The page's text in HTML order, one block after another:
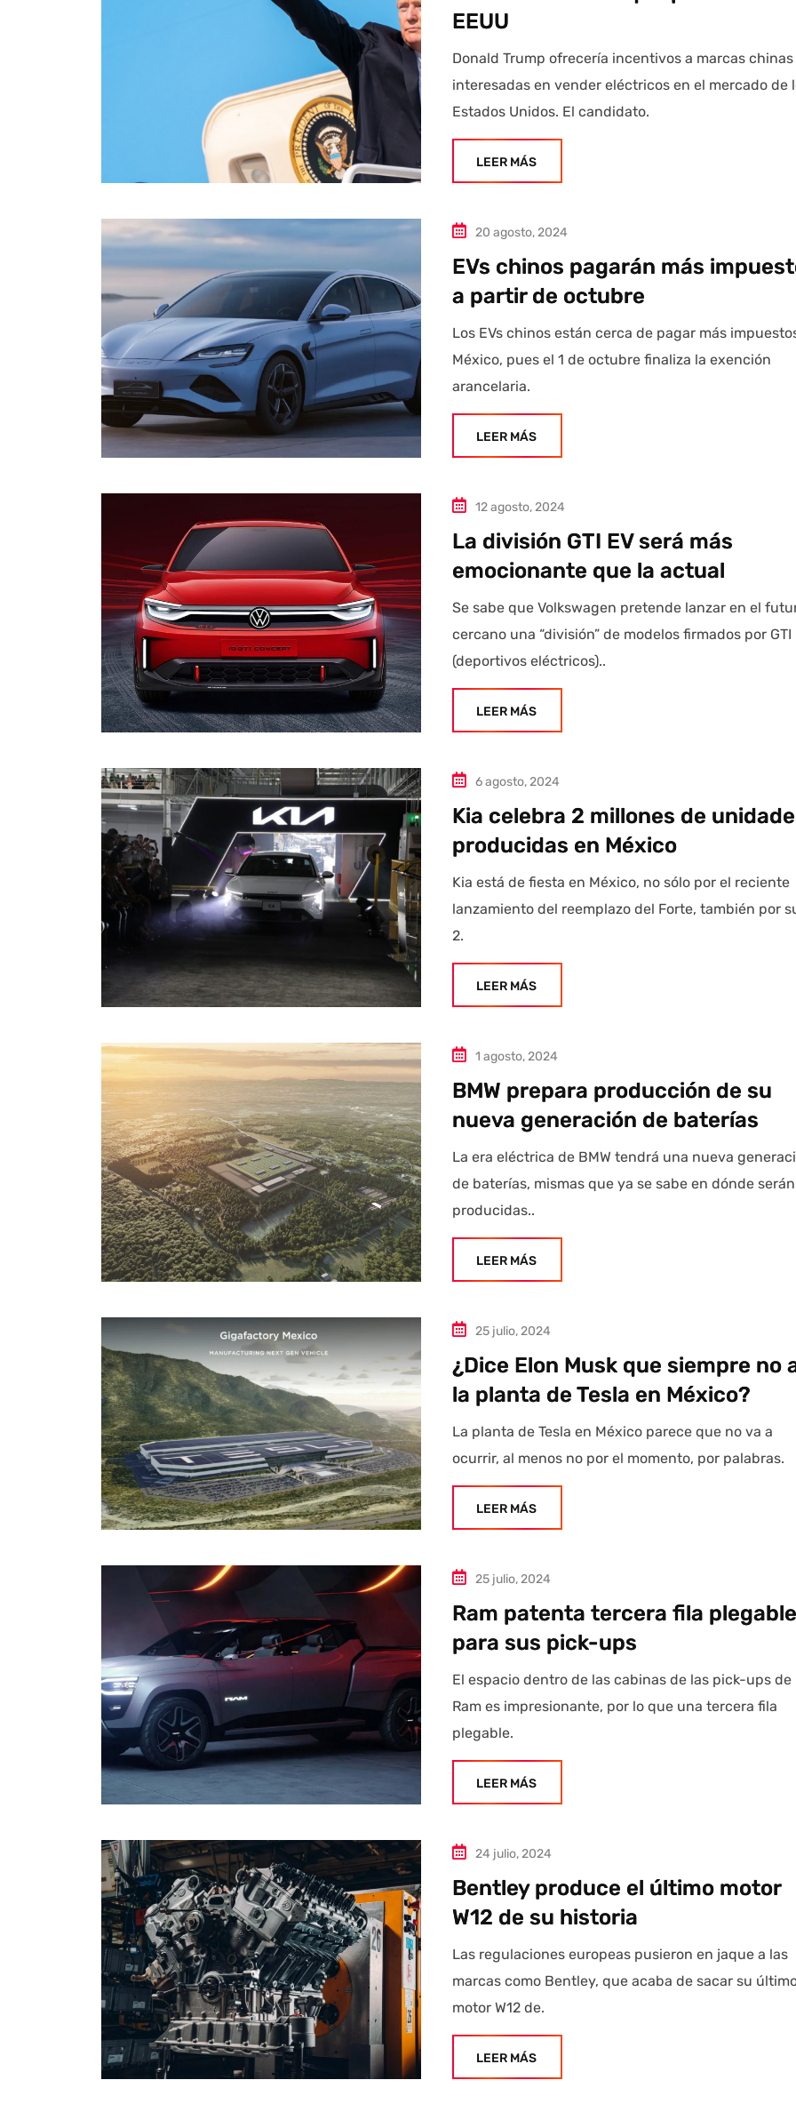
EEUU
Donald Trump ofrecería incentivos a marcas chinas
interesadas en vender eléctricos en el mercado de
Estados Unidos. El candidato.
LEER MÁS
20 agosto, 2024
EVs chinos pagarán más
a partir de octubre
Los EVs chinos están cerca de pagar más
México, pues el 1 de octubre finaliza la exención
arancelaria.
LEER MÁS
12 agosto, 2024
La división GTI EV será más
emocionante que la actual
Se sabe que Volkswagen pretende lanzar en el
cercano una “división” de modelos firmados por GTI
(deportivos eléctricos)..
LEER MÁS
6 agosto, 2024
Kia celebra 2 millones de
producidas en México
Kia está de fiesta en México, no sólo por el reciente
lanzamiento del reemplazo del Forte, también por
2.
LEER MÁS
1 agosto, 2024
BMW prepara producción de su
nueva generación de baterías
La era eléctrica de BMW tendrá una nueva
de baterías, mismas que ya se sabe en dónde serán
producidas..
LEER MÁS
25 julio, 2024
¿Dice Elon Musk que siempre no
la planta de Tesla en México?
La planta de Tesla en México parece que no va a
ocurrir, al menos no por el momento, por palabras.
LEER MÁS
25 julio, 2024
Ram patenta tercera fila plegable
para sus pick-ups
El espacio dentro de las cabinas de las pick-ups de
Ram es impresionante, por lo que una tercera fila
plegable.
LEER MÁS
24 julio, 2024
Bentley produce el último motor
W12 de su historia
Las regulaciones europeas pusieron en jaque a las
marcas como Bentley, que acaba de sacar su
motor W12 de.
LEER MÁS